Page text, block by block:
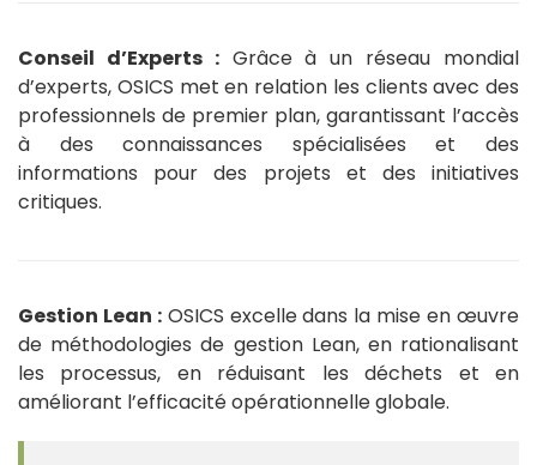
Conseil d’Experts :Grâce à un réseau mondial
d’experts, OSICS met en relation les clients avec des
professionnels de premier plan, garantissant l’accès
à des connaissances spécialisées et des
informations pour des projets et des initiatives
critiques.
Gestion Lean :OSICS excelle dans la mise en œuvre
de méthodologies de gestion Lean, en rationalisant
les processus, en réduisant les déchets et en
améliorant l’efficacité opérationnelle globale.